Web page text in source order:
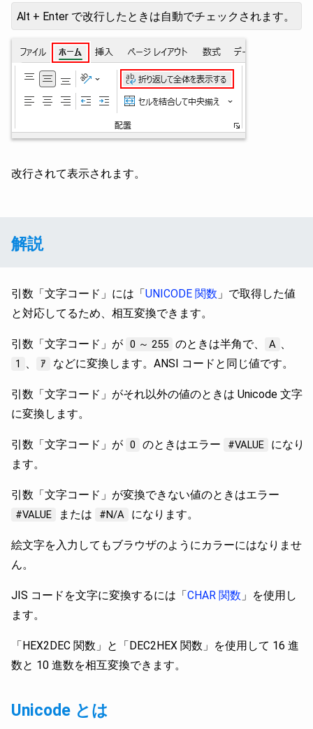
Alt + Enter で改行したときは自動でチェックされます。
改行されて表示されます。
解説
引数「文字コード」には「UNICODE 関数 」で取得した値
と対応してるため、相互変換できます。
引数「文字コード」が 0 ～ 255 のときは半角で、 A
1 ｱ などに変換します。ANSI コードと同じ値です。
引数「文字コード」がそれ以外の値のときは Unicode 文字
に変換します。
引数「文字コード」が 0 のときはエラー #VALUE
になり
ます。
引数「文字コード」が変換できない値のときはエラー
#VALUE または #N/A になります。
絵文字を入力してもブラウザのようにカラーにはなりませ
ん。
JIS コードを文字に変換するには「CHAR 関数 」を使用し
ます。
「HEX2DEC 関数」と「DEC2HEX 関数」を使用して 16 進
数と 10 進数を相互変換できます。
Unicode とは